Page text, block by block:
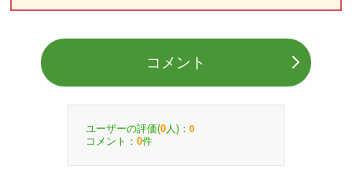
コメント
ユーザーの評価(0 人)： 0
コメント： 0件